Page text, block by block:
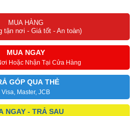
MUA HÀNG
tận nơi - Giá tốt - An toàn)
MUA NGAY
Hoặc Nhận Tại Cửa Hàng
GÓP QUA THẺ
Visa, Master, JCB
NGAY - TRẢ SAU